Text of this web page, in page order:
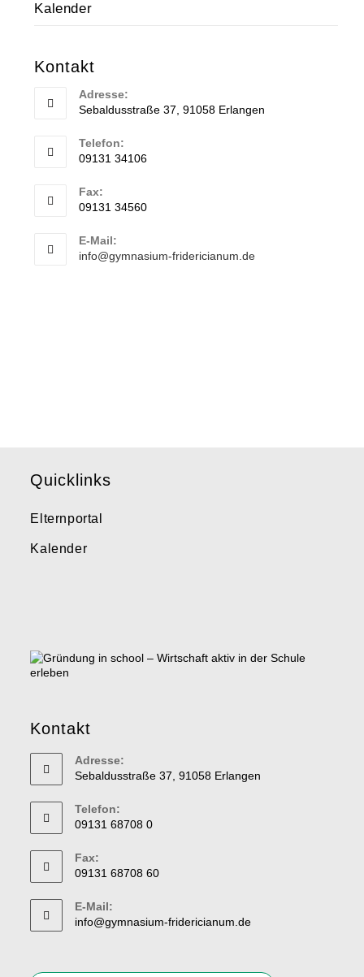
Kalender
Kontakt
Adresse:
Sebaldusstraße 37, 91058 Erlangen
Telefon:
09131 34106
Fax:
09131 34560
E-Mail:
info@gymnasium-fridericianum.de
Quicklinks
Elternportal
Kalender
Kontakt
Adresse:
Sebaldusstraße 37, 91058 Erlangen
Telefon:
09131 68708 0
Fax:
09131 68708 60
E-Mail:
info@gymnasium-fridericianum.de